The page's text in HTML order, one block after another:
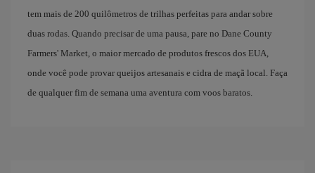
tem mais de 200 quilômetros de trilhas perfeitas para andar sobre
duas rodas. Quando precisar de uma pausa, pare no Dane County
Farmers' Market, o maior mercado de produtos frescos dos EUA,
onde você pode provar queijos artesanais e cidra de maçã local. Faça
de qualquer fim de semana uma aventura com voos baratos.